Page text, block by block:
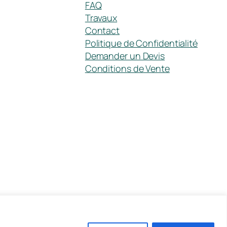
FAQ
Travaux
Contact
Politique de Confidentialité
Demander un Devis
Conditions de Vente